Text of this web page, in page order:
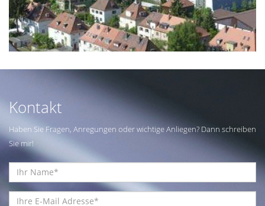
Kontakt
Haben Sie Fragen, Anregungen oder wichtige Anliegen? Dann schreiben
Sie mir!